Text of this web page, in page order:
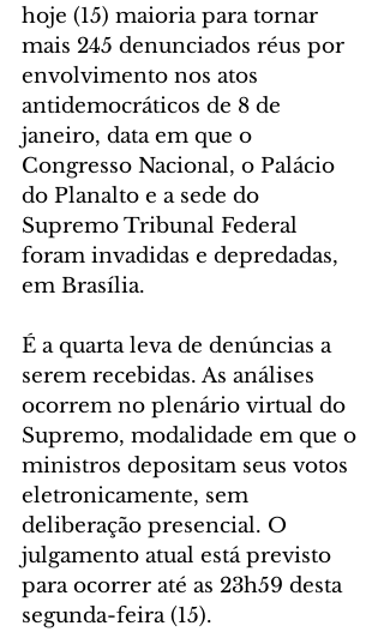
hoje (15) maioria para tornar
mais 245 denunciados réus por
envolvimento nos atos
antidemocráticos de 8 de
janeiro, data em que o
Congresso Nacional, o Palácio
do Planalto e a sede do
Supremo Tribunal Federal
foram invadidas e depredadas,
em Brasília.
É a quarta leva de denúncias a
serem recebidas. As análises
ocorrem no plenário virtual do
Supremo, modalidade em que o
ministros depositam seus votos
eletronicamente, sem
deliberação presencial. O
julgamento atual está previsto
para ocorrer até as 23h59 desta
segunda-feira (15).